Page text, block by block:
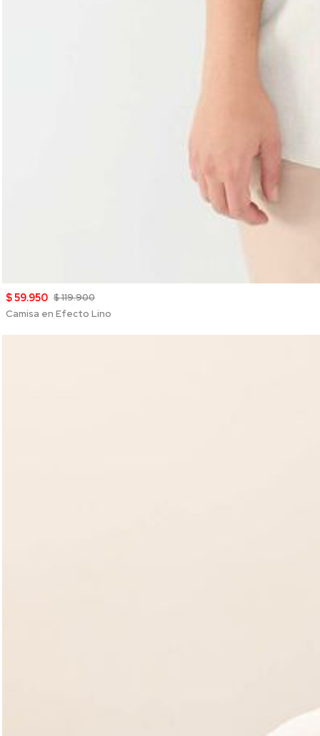
$ 59.950 $ 119.900
Camisa en Efecto Lino